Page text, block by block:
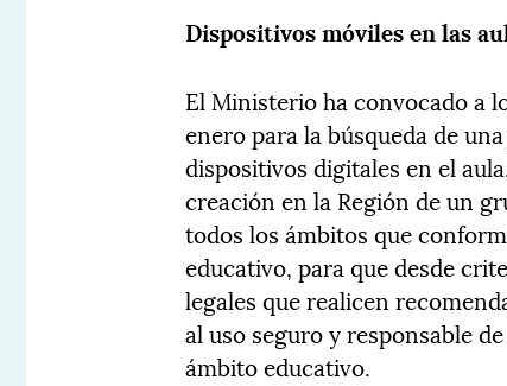
Dispositivos móviles en las
El Ministerio ha convocado a
enero para la búsqueda de
dispositivos digitales en el
creación en la Región de un
todos los ámbitos que
educativo, para que desde
legales que realicen
al uso seguro y responsable
ámbito educativo.